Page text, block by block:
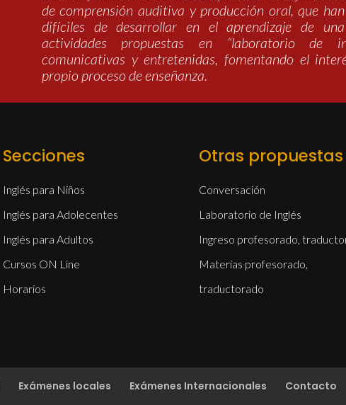
de comprensión auditiva y producción oral, que
difíciles de desarrollar en el aprendizaje de
actividades propuestas en “laboratorio de
comunicativas y entretenidas, fomentando el
propio proceso de enseñanza.
Secciones
Inglés para Niños
Inglés para Adolecentes
Inglés para Adultos
Cursos ON Line
Horarios
Otras propuestas
Conversación
Laboratorio de Inglés
Ingreso profesorado,
Materias profesorado,
traductorado
Exámenes locales Exámenes Internacionales Contacto